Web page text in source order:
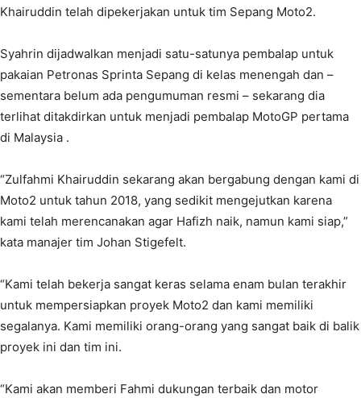
Khairuddin telah dipekerjakan untuk tim Sepang Moto2.
Syahrin dijadwalkan menjadi satu-satunya pembalap untuk
pakaian Petronas Sprinta Sepang di kelas menengah dan –
sementara belum ada pengumuman resmi – sekarang dia
terlihat ditakdirkan untuk menjadi pembalap MotoGP pertama
di Malaysia .
“Zulfahmi Khairuddin sekarang akan bergabung dengan kami di
Moto2 untuk tahun 2018, yang sedikit mengejutkan karena
kami telah merencanakan agar Hafizh naik, namun kami siap,”
kata manajer tim Johan Stigefelt.
“Kami telah bekerja sangat keras selama enam bulan terakhir
untuk mempersiapkan proyek Moto2 dan kami memiliki
segalanya. Kami memiliki orang-orang yang sangat baik di balik
proyek ini dan tim ini.
“Kami akan memberi Fahmi dukungan terbaik dan motor